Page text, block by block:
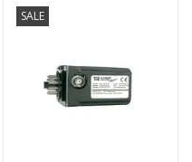
SALE